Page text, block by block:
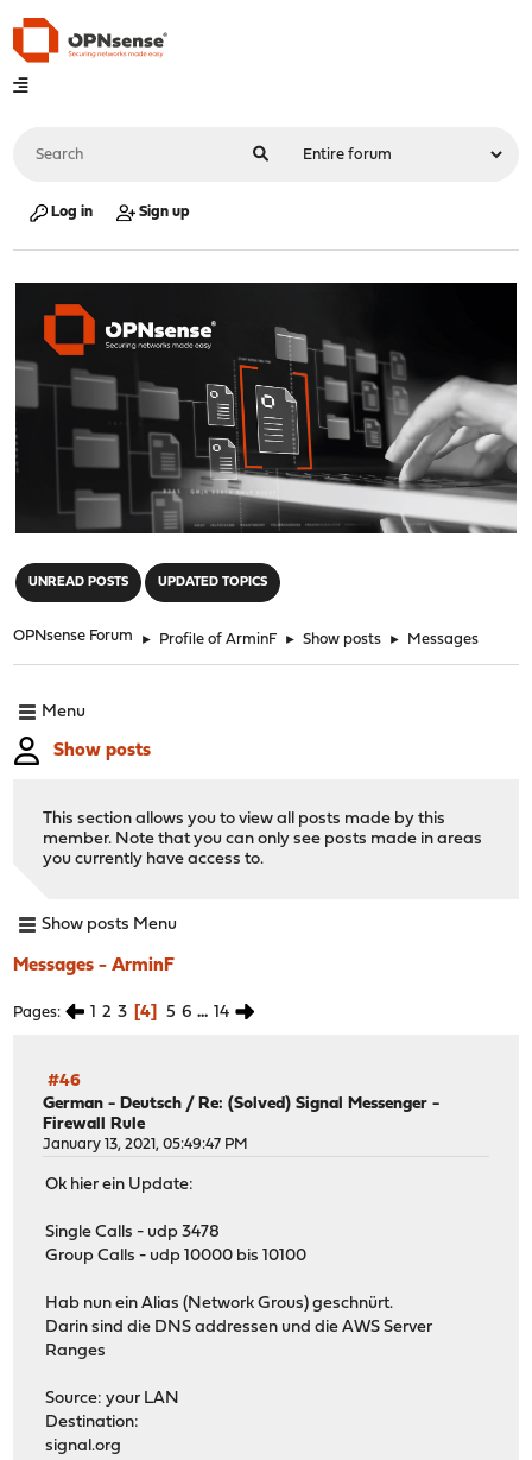
Log in Sign up
UNREAD POSTS UPDATED TOPICS
OPNsense Forum ► Profile of ArminF ► Show posts ► Messages
Menu
Show posts
This section allows you to view all posts made by this
member. Note that you can only see posts made in areas
you currently have access to.
Show posts Menu
Messages - ArminF
Pages 1 2 3 4 5 6 ... 14
#46
German - Deutsch / Re: (Solved) Signal Messenger -
Firewall Rule
January 13, 2021, 05:49:47 PM
Ok hier ein Update:
Single Calls - udp 3478
Group Calls - udp 10000 bis 10100
Hab nun ein Alias (Network Grous) geschnürt.
Darin sind die DNS addressen und die AWS Server
Ranges
Source: your LAN
Destination:
signal.org